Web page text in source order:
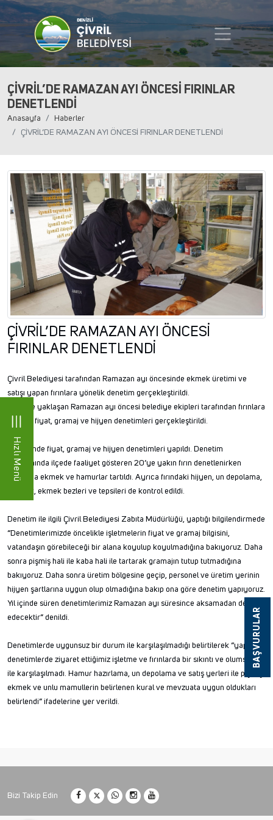
Hızlı Menü
BAŞVURULAR
ÇİVRİL’DE RAMAZAN AYI ÖNCESİ FIRINLAR
DENETLENDİ
Anasayfa
Haberler
ÇİVRİL’DE RAMAZAN AYI ÖNCESİ FIRINLAR DENETLENDİ
ÇİVRİL’DE RAMAZAN AYI ÖNCESİ
FIRINLAR DENETLENDİ
Çivril Belediyesi tarafından Ramazan ayı öncesinde ekmek üretimi ve
satışı yapan fırınlara yönelik denetim gerçekleştirildi.
Çivril’de yaklaşan Ramazan ayı öncesi belediye ekipleri tarafından fırınlara
yönelik fiyat, gramaj ve hijyen denetimleri gerçekleştirildi.
Denetimde fiyat, gramaj ve hijyen denetimleri yapıldı. Denetim
kapsamında ilçede faaliyet gösteren 20’ye yakın fırın denetlenirken
fırınlarda ekmek ve hamurlar tartıldı. Ayrıca fırındaki hijyen, un depolama,
temizlik, ekmek bezleri ve tepsileri de kontrol edildi.
Denetim ile ilgili Çivril Belediyesi Zabıta Müdürlüğü, yaptığı bilgilendirmede
“Denetimlerimizde öncelikle işletmelerin fiyat ve gramaj bilgisini,
vatandaşın görebileceği bir alana koyulup koyulmadığına bakıyoruz. Daha
sonra pişmiş hali ile kaba hali ile tartarak gramajın tutup tutmadığına
bakıyoruz. Daha sonra üretim bölgesine geçip, personel ve üretim yerinin
hijyen şartlarına uygun olup olmadığına bakıp ona göre denetim yapıyoruz.
Yıl içinde süren denetimlerimiz Ramazan ayı süresince aksamadan devam
edecektir” denildi.
Denetimlerde uygunsuz bir durum ile karşılaşılmadığı belirtilerek “yapılan
denetimlerde ziyaret ettiğimiz işletme ve fırınlarda bir sıkıntı ve olumsuzluk
ile karşılaşılmadı. Hamur hazırlama, un depolama ve satış yerleri ile pişmiş
ekmek ve unlu mamullerin belirlenen kural ve mevzuata uygun oldukları
belirlendi” ifadelerine yer verildi.
Bizi Takip Edin